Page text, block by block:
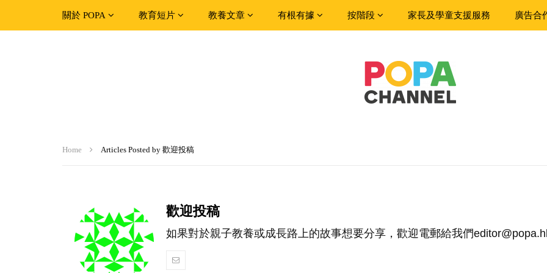
關於 POPA 教育短片 教養文章 有根有據 按階段 家長及學童支援服務 廣告合
Home Articles Posted by 歡迎投稿
歡迎投稿
如果對於親子教養或成長路上的故事想要分享，歡迎電郵給我們